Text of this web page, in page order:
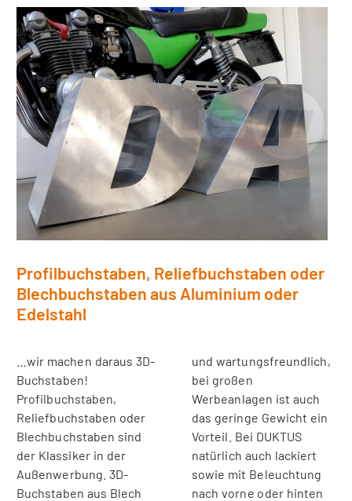
Profilbuchstaben, Reliefbuchstaben oder
Blechbuchstaben aus Aluminium oder
Edelstahl
…wir machen daraus 3D-
Buchstaben!
Profilbuchstaben,
Reliefbuchstaben oder
Blechbuchstaben sind
der Klassiker in der
Außenwerbung. 3D-
Buchstaben aus Blech
und wartungsfreundlich,
bei großen
Werbeanlagen ist auch
das geringe Gewicht ein
Vorteil. Bei DUKTUS
natürlich auch lackiert
sowie mit Beleuchtung
nach vorne oder hinten